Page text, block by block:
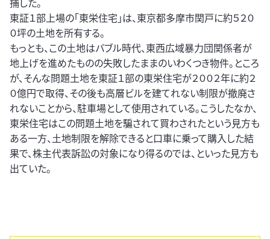
東証１部上場の「東栄住宅」は、東京都多摩市関戸に約５２０
０坪の土地を所有する。
もっとも、この土地はバブル時代、東西広域暴力団関係者が
地上げを進めたものの失敗したままのいわくつき物件。ところ
が、そんな問題土地を東証１部の東栄住宅が２００２年に約２
０億円で取得、その後も高層ビルを建てれない制限が撤廃さ
れないことから、駐車場として使用されている。こうしたなか、
東栄住宅はこの問題土地を騙されて買わされたという見方も
ある一方、土地制限を解除できると口車に乗って購入した結
果で、株主代表訴訟の対象になり得るのでは、といった見方も
出ていた。